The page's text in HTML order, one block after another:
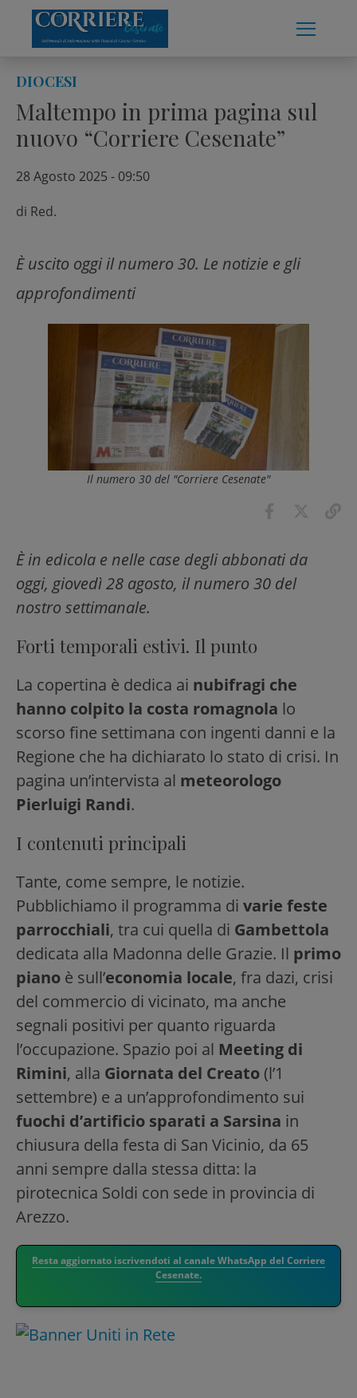
content
DIOCESI
Maltempo in prima pagina sul
nuovo “Corriere Cesenate”
28 Agosto 2025 - 09:50
di Red.
È uscito oggi il numero 30. Le notizie e gli
approfondimenti
Il numero 30 del "Corriere Cesenate"
È in edicola e nelle case degli abbonati da
oggi, giovedì 28 agosto, il numero 30 del
nostro settimanale.
Forti temporali estivi. Il punto
La copertina è dedica ai nubifragi che
hanno colpito la costa romagnola lo
scorso fine settimana con ingenti danni e la
Regione che ha dichiarato lo stato di crisi. In
pagina un’intervista al meteorologo
Pierluigi Randi.
I contenuti principali
Tante, come sempre, le notizie.
Pubblichiamo il programma di varie feste
parrocchiali, tra cui quella di Gambettola
dedicata alla Madonna delle Grazie. Il primo
piano è sull’economia locale, fra dazi, crisi
del commercio di vicinato, ma anche
segnali positivi per quanto riguarda
l’occupazione. Spazio poi al Meeting di
Rimini, alla Giornata del Creato (l’1
settembre) e a un’approfondimento sui
fuochi d’artificio sparati a Sarsina in
chiusura della festa di San Vicinio, da 65
anni sempre dalla stessa ditta: la
pirotecnica Soldi con sede in provincia di
Arezzo.
Resta aggiornato iscrivendoti al canale WhatsApp del Corriere
Cesenate.